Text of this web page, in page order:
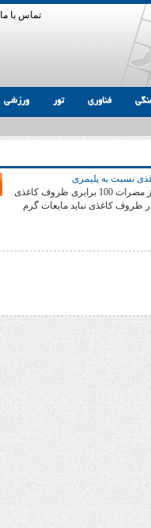
تماس با ما
فناوری تور ورزشی
اتاق نیوز: رییس اتحادیه پلاستیک و نایلون از مضرات 100 برابری ظروف کاغذی
کاغذی نباید مایعات گرم